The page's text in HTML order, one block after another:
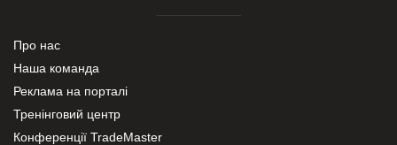
Про нас
Наша команда
Реклама на порталі
Тренінговий центр
Конференції TradeMaster